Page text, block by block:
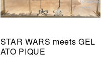
STAR WARS meets GEL
ATO PIQUE